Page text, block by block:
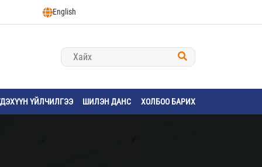
English
ҮЙЛЧИЛГЭЭ ШИЛЭН ДАНС ХОЛБОО БАРИХ